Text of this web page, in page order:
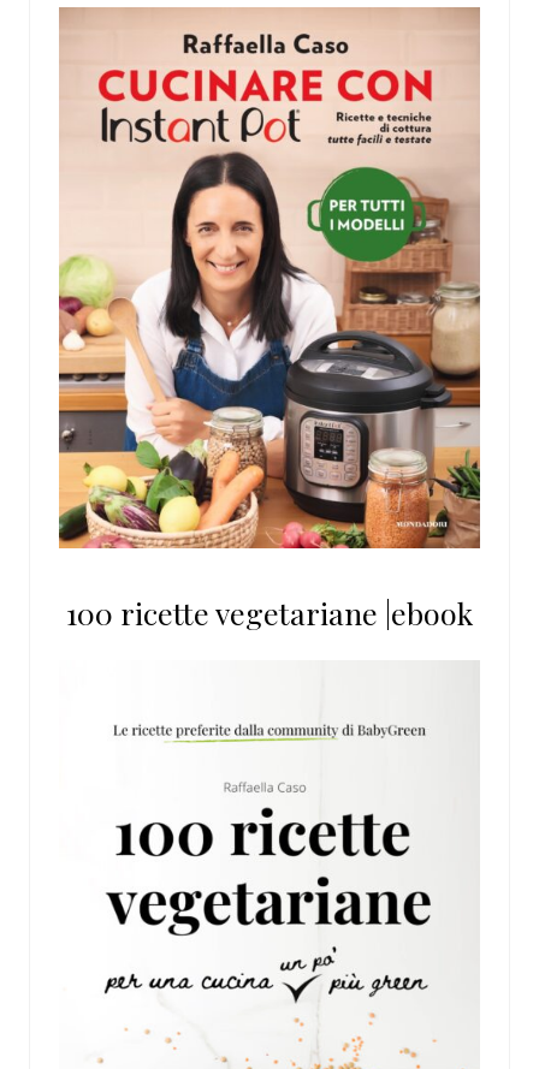
100 ricette vegetariane |ebook